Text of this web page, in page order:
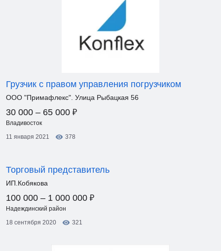
Грузчик с правом управления погрузчиком
ООО "Примафлекс". Улица Рыбацкая 56
30 000 – 65 000 ₽
Владивосток
11 января 2021
378
Торговый представитель
ИП.Кобякова
100 000 – 1 000 000 ₽
Надеждинский район
18 сентября 2020
321